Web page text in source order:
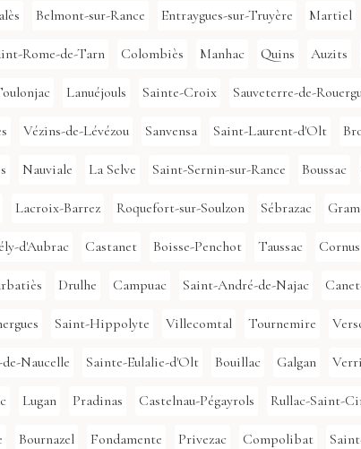
Belmont-sur-Rance Entraygues-sur-Truyère Martiel
Rome-de-Tarn Colombiès Manhac Quins Auzits
Lanuéjouls Sainte-Croix Sauveterre-de-
Vézins-de-Lévézou Sanvensa Saint-Laurent-d'Olt
Nauviale La Selve Saint-Sernin-sur-Rance Boussac
Lacroix-Barrez Roquefort-sur-Soulzon Sébrazac
d'Aubrac Castanet Boisse-Penchot Taussac Cornus
Drulhe Campuac Saint-André-de-Najac
Saint-Hippolyte Villecomtal Tournemire
Naucelle Sainte-Eulalie-d'Olt Bouillac Galgan
Lugan Pradinas Castelnau-Pégayrols Rullac-Saint-
Bournazel Fondamente Privezac Compolibat